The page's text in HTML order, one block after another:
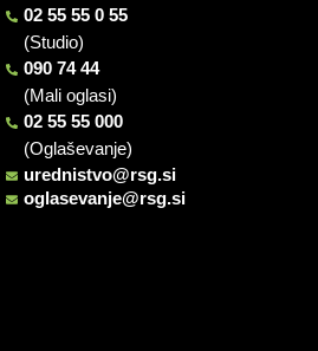
02 55 55 0 55
(Studio)
090 74 44
(Mali oglasi)
02 55 55 000
(Oglaševanje)
urednistvo@rsg.si
oglasevanje@rsg.si